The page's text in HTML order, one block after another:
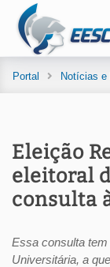
Portal Notícias e
Eleição
eleitoral
consulta
Essa consulta
Universitária, a